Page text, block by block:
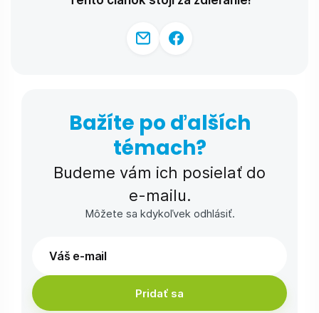
Bažíte po ďalších
témach?
Budeme vám ich posielať do
e-⁠mailu.
Môžete sa kdykoľvek odhlásiť.
Pridať sa